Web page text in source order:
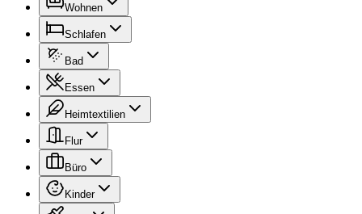
Wohnen
Schlafen
Bad
Essen
Heimtextilien
Flur
Büro
Kinder